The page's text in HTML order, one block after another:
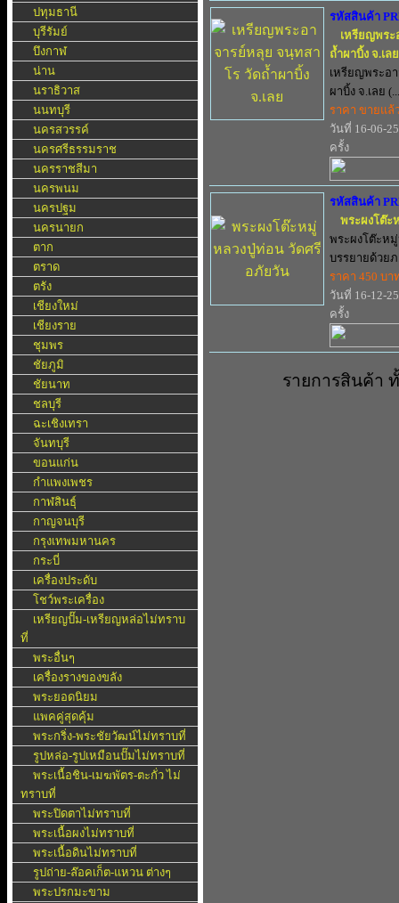
ปทุมธานี
บุรีรัมย์
บึงกาฬ
น่าน
นราธิวาส
นนทบุรี
นครสวรรค์
นครศรีธรรมราช
นครราชสีมา
นครพนม
นครปฐม
นครนายก
ตาก
ตราด
ตรัง
เชียงใหม่
เชียงราย
ชุมพร
ชัยภูมิ
ชัยนาท
ชลบุรี
ฉะเชิงเทรา
จันทบุรี
ขอนแก่น
กำแพงเพชร
กาฬสินธุ์
กาญจนบุรี
กรุงเทพมหานคร
กระบี่
เครื่องประดับ
โชว์พระเครื่อง
เหรียญปั๊ม-เหรียญหล่อไม่ทราบ
ที่
พระอื่นๆ
เครื่องรางของขลัง
พระยอดนิยม
แพคคู่สุดคุ้ม
พระกริ่ง-พระชัยวัฒน์ไม่ทราบที่
รูปหล่อ-รูปเหมือนปั๊มไม่ทราบที่
พระเนื้อชิน-เมฆพัตร-ตะกั่ว ไม่
ทราบที่
พระปิดตาไม่ทราบที่
พระเนื้อผงไม่ทราบที่
พระเนื้อดินไม่ทราบที่
รูปถ่าย-ล๊อคเก็ต-แหวน ต่างๆ
พระปรกมะขาม
รหัสสินค้า
เหรียญพระ
ถ้ำผาบิ้ง จ.เลย
เหรียญพระอ
ผาบิ้ง จ.เลย (...
ราคา ขายแล้
วันที่ 16-06-
ครั้ง
รหัสสินค้า
พระผงโต๊
พระผงโต๊ะห
บรรยายด้วยภ
ราคา 450 บา
วันที่ 16-12-
ครั้ง
รายการสินค้า